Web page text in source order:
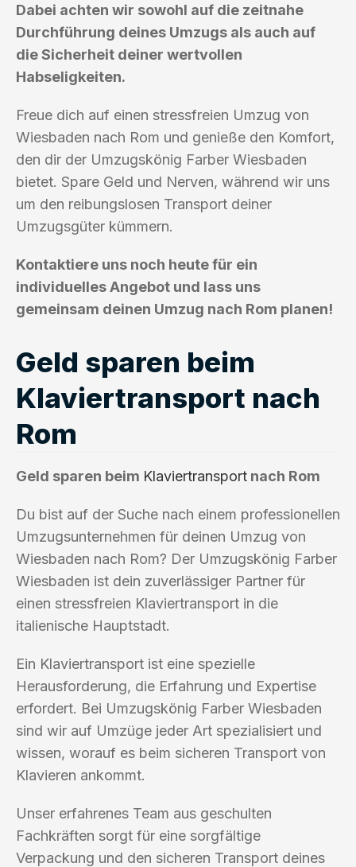
Dabei achten wir sowohl auf die zeitnahe
Durchführung deines Umzugs als auch auf
die Sicherheit deiner wertvollen
Habseligkeiten.
Freue dich auf einen stressfreien Umzug von
Wiesbaden nach Rom und genieße den Komfort,
den dir der Umzugskönig Farber Wiesbaden
bietet. Spare Geld und Nerven, während wir uns
um den reibungslosen Transport deiner
Umzugsgüter kümmern.
Kontaktiere uns noch heute für ein
individuelles Angebot und lass uns
gemeinsam deinen Umzug nach Rom planen!
Geld sparen beim
Klaviertransport nach
Rom
Geld sparen beim Klaviertransport nach Rom
Du bist auf der Suche nach einem professionellen
Umzugsunternehmen für deinen Umzug von
Wiesbaden nach Rom? Der Umzugskönig Farber
Wiesbaden ist dein zuverlässiger Partner für
einen stressfreien Klaviertransport in die
italienische Hauptstadt.
Ein Klaviertransport ist eine spezielle
Herausforderung, die Erfahrung und Expertise
erfordert. Bei Umzugskönig Farber Wiesbaden
sind wir auf Umzüge jeder Art spezialisiert und
wissen, worauf es beim sicheren Transport von
Klavieren ankommt.
Unser erfahrenes Team aus geschulten
Fachkräften sorgt für eine sorgfältige
Verpackung und den sicheren Transport deines